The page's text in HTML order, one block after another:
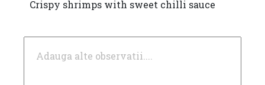
Crispy shrimps with sweet chilli sauce